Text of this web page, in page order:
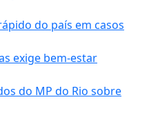
do país em casos
exige bem-estar
do MP do Rio sobre